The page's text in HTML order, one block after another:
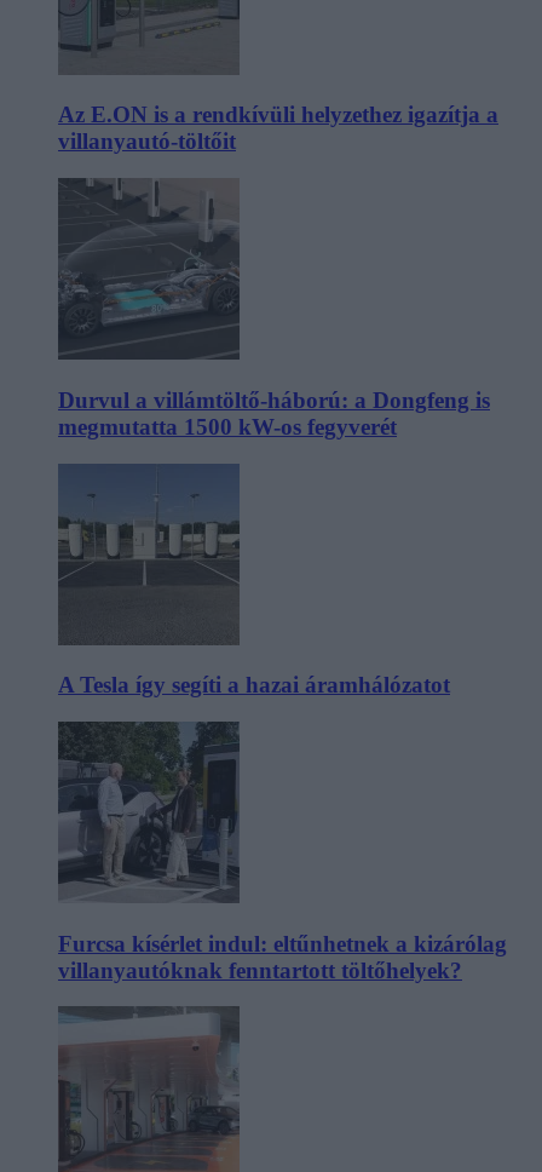
Az E.ON is a rendkívüli helyzethez igazítja a
villanyautó-töltőit
Durvul a villámtöltő-háború: a Dongfeng is
megmutatta 1500 kW-os fegyverét
A Tesla így segíti a hazai áramhálózatot
Furcsa kísérlet indul: eltűnhetnek a kizárólag
villanyautóknak fenntartott töltőhelyek?